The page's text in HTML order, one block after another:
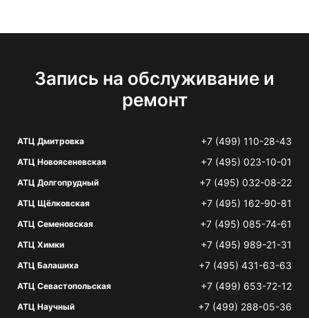
Запись на обслуживание и
ремонт
АТЦ Дмитровка +7 (499) 110-28-43
АТЦ Новоясеневская +7 (495) 023-10-01
АТЦ Долгопрудный +7 (495) 032-08-22
АТЦ Щёлковская +7 (495) 162-90-81
АТЦ Семеновская +7 (495) 085-74-61
АТЦ Химки +7 (495) 989-21-31
АТЦ Балашиха +7 (495) 431-63-63
АТЦ Севастопольская +7 (499) 653-72-12
АТЦ Научный +7 (499) 288-05-36